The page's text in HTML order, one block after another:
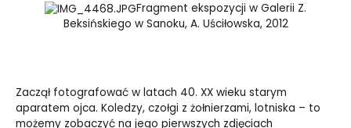
Fragment ekspozycji w Galerii Z.
Beksińskiego w Sanoku, A. Uściłowska, 2012
Zaczął fotografować w latach 40. XX wieku starym
aparatem ojca. Koledzy, czołgi z żołnierzami, lotniska – to
możemy zobaczyć na jego pierwszych zdjęciach